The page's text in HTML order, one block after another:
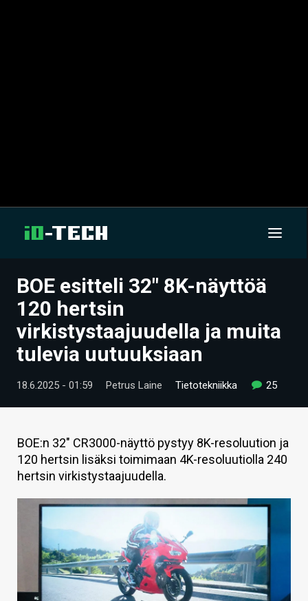
UUTISET
ARTIKKELIT
VIDEOT
TECHBBS
HINTA.FI
KAUPPA
VAIHDA TEEMA
HAKU
BOE esitteli 32″ 8K-näyttöä
120 hertsin
virkistystaajuudella ja muita
tulevia uutuuksiaan
18.6.2025 - 01:59 Petrus Laine Tietotekniikka 25
BOE:n 32" CR3000-näyttö pystyy 8K-resoluution ja
120 hertsin lisäksi toimimaan 4K-resoluutiolla 240
hertsin virkistystaajuudella.